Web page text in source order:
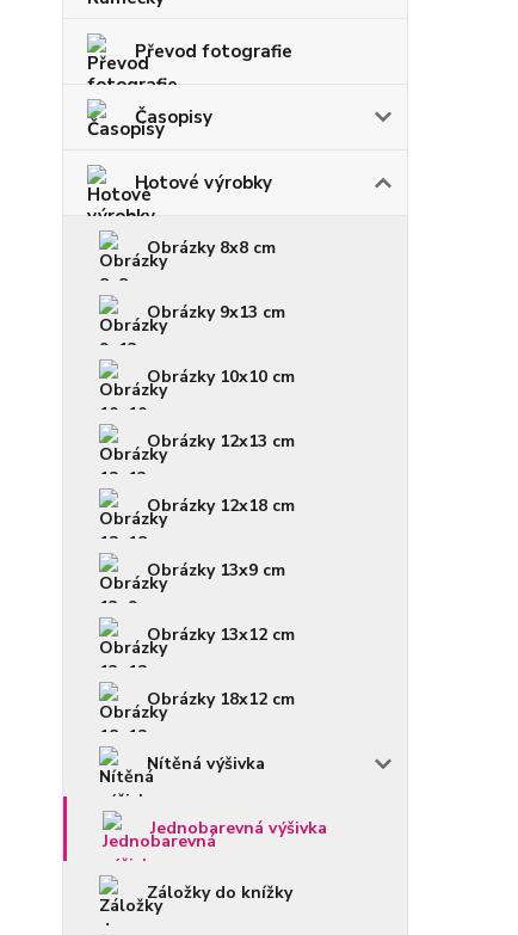
Převod fotografie
Časopisy
Hotové výrobky
Obrázky 8x8 cm
Obrázky 9x13 cm
Obrázky 10x10 cm
Obrázky 12x13 cm
Obrázky 12x18 cm
Obrázky 13x9 cm
Obrázky 13x12 cm
Obrázky 18x12 cm
Nítěná výšivka
Jednobarevná výšivka
Záložky do knížky